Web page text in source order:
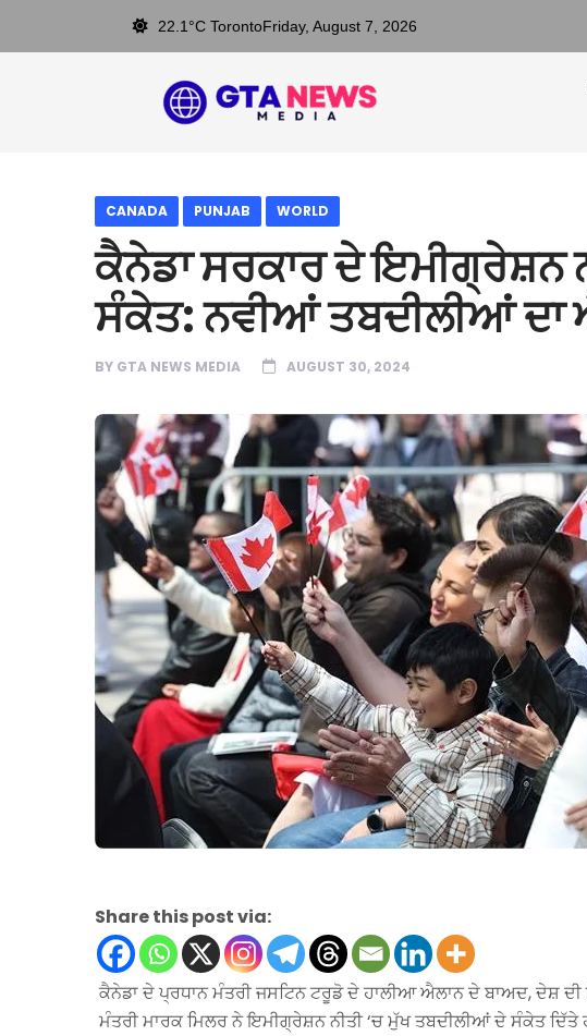
22.1°C TorontoFriday, August 7, 2026
CANADA PUNJAB WORLD
ਕੈਨੇਡਾ ਸਰਕਾਰ ਦੇ ਇਮੀਗ੍ਰੇਸ਼ਨ
ਸੰਕੇਤ: ਨਵੀਆਂ ਤਬਦੀਲੀਆਂ ਦਾ
BY GTA NEWS MEDIA AUGUST 30, 2024
Share this post via:
ਕੈਨੇਡਾ ਦੇ ਪ੍ਰਧਾਨ ਮੰਤਰੀ ਜਸਟਿਨ ਟਰੂਡੋ ਦੇ ਹਾਲੀਆ ਐਲਾਨ ਦੇ ਬਾਅਦ, ਦੇਸ਼
ਮੰਤਰੀ ਮਾਰਕ ਮਿਲਰ ਨੇ ਇਮੀਗ੍ਰੇਸ਼ਨ ਨੀਤੀ ‘ਚ ਮੁੱਖ ਤਬਦੀਲੀਆਂ ਦੇ ਸੰਕੇਤ ਦਿੱਤੇ